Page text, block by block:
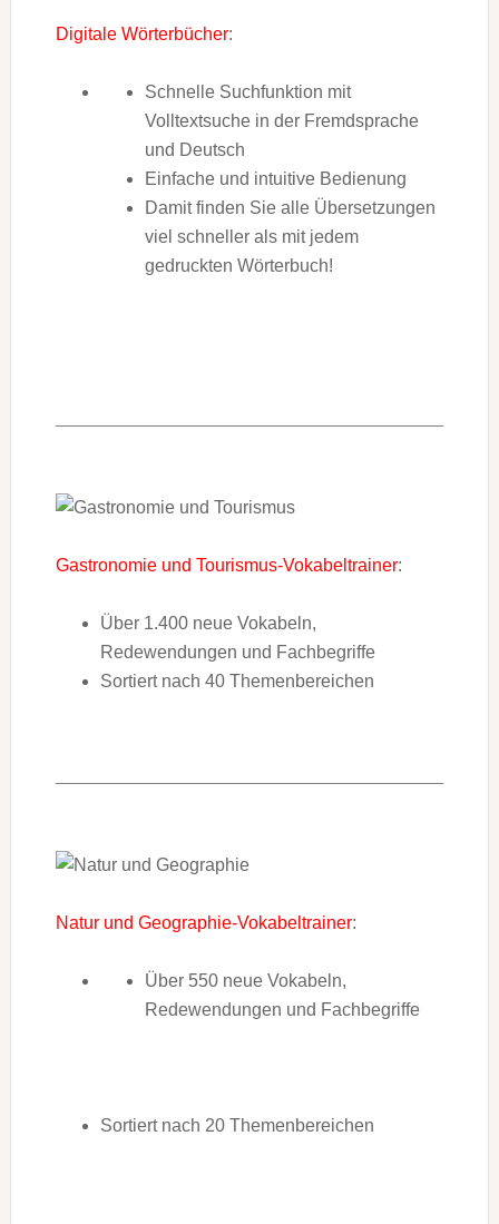
Digitale Wörterbücher:
Schnelle Suchfunktion mit
Volltextsuche in der Fremdsprache
und Deutsch
Einfache und intuitive Bedienung
Damit finden Sie alle Übersetzungen
viel schneller als mit jedem
gedruckten Wörterbuch!
Gastronomie und Tourismus-Vokabeltrainer:
Über 1.400 neue Vokabeln,
Redewendungen und Fachbegriffe
Sortiert nach 40 Themenbereichen
Natur und Geographie-Vokabeltrainer:
Über 550 neue Vokabeln,
Redewendungen und Fachbegriffe
Sortiert nach 20 Themenbereichen